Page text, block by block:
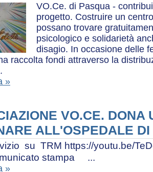
VO.Ce. di Pasqua -
progetto. Costruire un
possano trovare
psicologico e solidarietà
disagio. In occasione delle
raccolta fondi attraverso la
»
VO.CE. DONA
ALL'OSPEDALE
su TRM https://youtu.be/
stampa ...
»